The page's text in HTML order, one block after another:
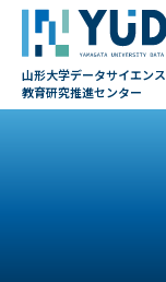
山形大学データサイエンス
教育研究推進センター